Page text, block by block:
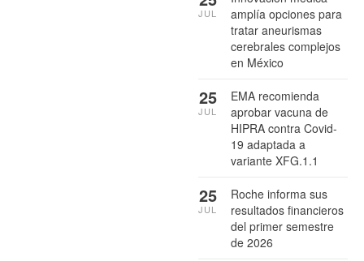
amplía opciones para
tratar aneurismas
cerebrales complejos
en México
JUL
EMA recomienda
aprobar vacuna de
HIPRA contra Covid-
19 adaptada a
variante XFG.1.1
25
JUL
Roche informa sus
resultados financieros
del primer semestre
de 2026
25
JUL